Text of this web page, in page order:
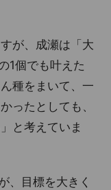
が、成瀬は「大
1個でも叶えた
種をまいて、一
ったとしても、
と考えていま
、目標を大きく